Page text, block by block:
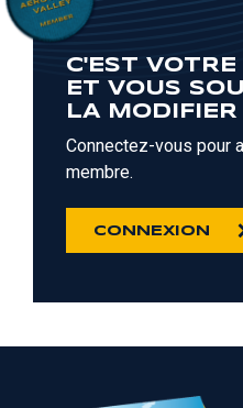
C'EST VOTRE
ET VOUS
LA MODIFIER
Connectez-vous pour
membre.
CONNEXION